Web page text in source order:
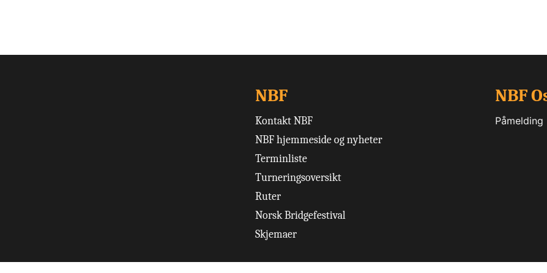
NBF
Kontakt NBF
NBF hjemmeside og nyheter
Terminliste
Turneringsoversikt
Ruter
Norsk Bridgefestival
Skjemaer
NBF
Påmelding